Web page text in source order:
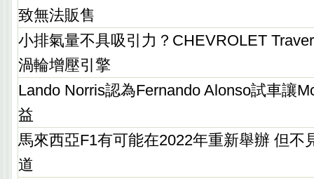
致無法販售
小排氣量不具吸引力？CHEVROLET
渦輪增壓引擎
Lando Norris認為Fernando Alonso試車讓
益
馬來西亞F1有可能在2022年重新舉辦 但不
道